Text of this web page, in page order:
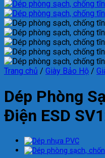
Trang chủ / Giày Bảo Hộ /
Dép Phòng
Điện ESD